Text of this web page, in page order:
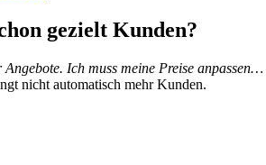
gezielt Kunden?
Ich muss meine Preise anpassen…
nicht automatisch mehr Kunden.